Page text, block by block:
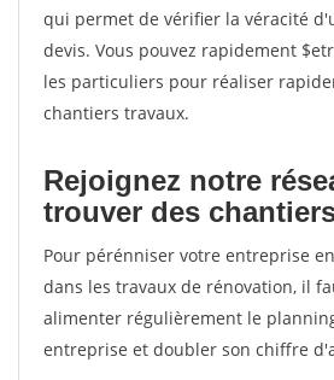
qui permet de vérifier la véracité
devis. Vous pouvez rapidement
les particuliers pour réaliser
chantiers travaux.
Rejoignez notre
trouver des
Pour pérénniser votre entreprise
dans les travaux de rénovation, il
alimenter régulièrement le
entreprise et doubler son chiffre